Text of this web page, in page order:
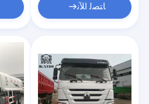
قطع الغيار من مقطور الشاحنة
ﺎﺘﺼﻟ ﺍﻶﻧ